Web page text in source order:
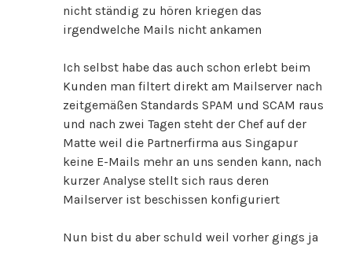
nicht ständig zu hören kriegen das
irgendwelche Mails nicht ankamen
Ich selbst habe das auch schon erlebt beim
Kunden man filtert direkt am Mailserver nach
zeitgemäßen Standards SPAM und SCAM raus
und nach zwei Tagen steht der Chef auf der
Matte weil die Partnerfirma aus Singapur
keine E-Mails mehr an uns senden kann, nach
kurzer Analyse stellt sich raus deren
Mailserver ist beschissen konfiguriert
Nun bist du aber schuld weil vorher gings ja